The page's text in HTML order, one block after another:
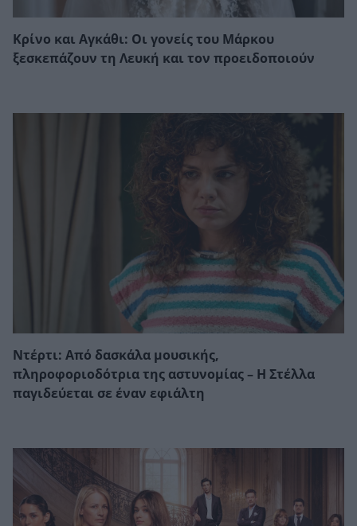
Κρίνο και Αγκάθι: Οι γονείς του Μάρκου
ξεσκεπάζουν τη Λευκή και τον προειδοποιούν
Ντέρτι: Από δασκάλα μουσικής,
πληροφοριοδότρια της αστυνομίας – Η Στέλλα
παγιδεύεται σε έναν εφιάλτη